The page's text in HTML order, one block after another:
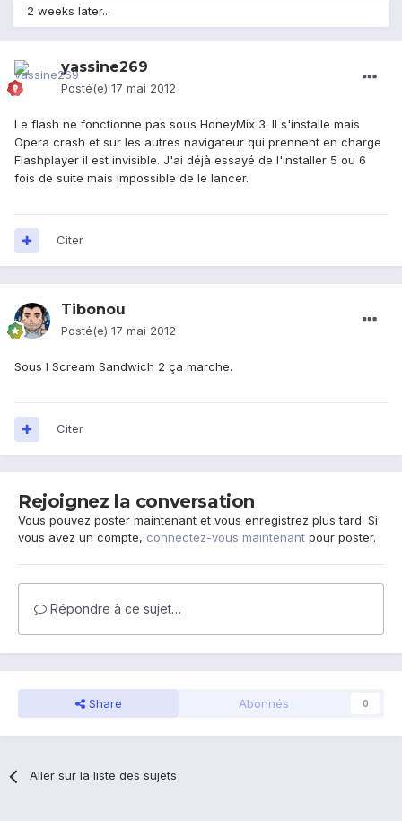
2 weeks later...
yassine269
Posté(e) 17 mai 2012
Le flash ne fonctionne pas sous HoneyMix 3. Il s'installe mais
Opera crash et sur les autres navigateur qui prennent en charge
Flashplayer il est invisible. J'ai déjà essayé de l'installer 5 ou 6
fois de suite mais impossible de le lancer.
Citer
Tibonou
Posté(e) 17 mai 2012
Sous I Scream Sandwich 2 ça marche.
Citer
Rejoignez la conversation
Vous pouvez poster maintenant et vous enregistrez plus tard. Si
vous avez un compte, connectez-vous maintenant pour poster.
Répondre à ce sujet…
Share Abonnés 0
Aller sur la liste des sujets